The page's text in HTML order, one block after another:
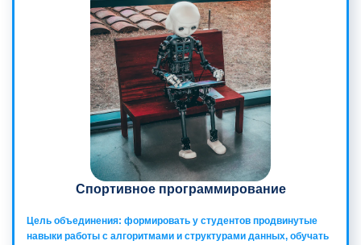
Спортивное программирование
Цель объединения: формировать у студентов продвинутые
навыки работы с алгоритмами и структурами данных, обучать